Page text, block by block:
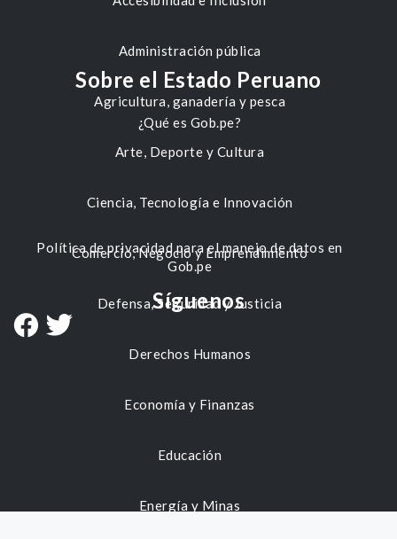
Administración pública
Agricultura, ganadería y pesca
Arte, Deporte y Cultura
Ciencia, Tecnología e Innovación
Comercio, Negocio y Emprendimiento
Defensa, Seguridad y Justicia
Derechos Humanos
Economía y Finanzas
Educación
Energía y Minas
Sobre el Estado Peruano
¿Qué es Gob.pe?
Política de privacidad para el manejo de datos en
Gob.pe
Síguenos